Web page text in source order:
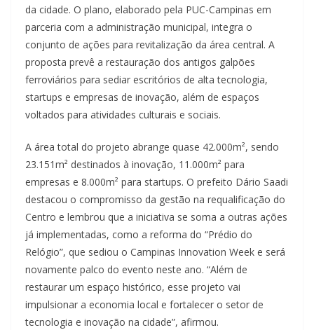
da cidade. O plano, elaborado pela PUC-Campinas em
parceria com a administração municipal, integra o
conjunto de ações para revitalização da área central. A
proposta prevê a restauração dos antigos galpões
ferroviários para sediar escritórios de alta tecnologia,
startups e empresas de inovação, além de espaços
voltados para atividades culturais e sociais.
A área total do projeto abrange quase 42.000m², sendo
23.151m² destinados à inovação, 11.000m² para
empresas e 8.000m² para startups. O prefeito Dário Saadi
destacou o compromisso da gestão na requalificação do
Centro e lembrou que a iniciativa se soma a outras ações
já implementadas, como a reforma do “Prédio do
Relógio”, que sediou o Campinas Innovation Week e será
novamente palco do evento neste ano. “Além de
restaurar um espaço histórico, esse projeto vai
impulsionar a economia local e fortalecer o setor de
tecnologia e inovação na cidade”, afirmou.